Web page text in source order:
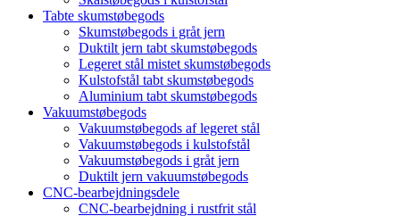
Tabte skumstøbegods
Skumstøbegods i gråt jern
Duktilt jern tabt skumstøbegods
Legeret stål mistet skumstøbegods
Kulstofstål tabt skumstøbegods
Aluminium tabt skumstøbegods
Vakuumstøbegods
Vakuumstøbegods af legeret stål
Vakuumstøbegods i kulstofstål
Vakuumstøbegods i gråt jern
Duktilt jern vakuumstøbegods
CNC-bearbejdningsdele
CNC-bearbejdning i rustfrit stål